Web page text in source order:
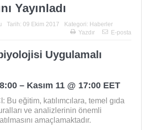
Yayınladı
Tarih: 09 Ekim 2017 Kategori: Haberler
Yazdır
E-posta
Uygulamalı
– Kasım 11 @ 17:00 EET
Bu eğitim, katılımcılara, temel gıda
ve analizlerinin önemli
amaçlamaktadır.